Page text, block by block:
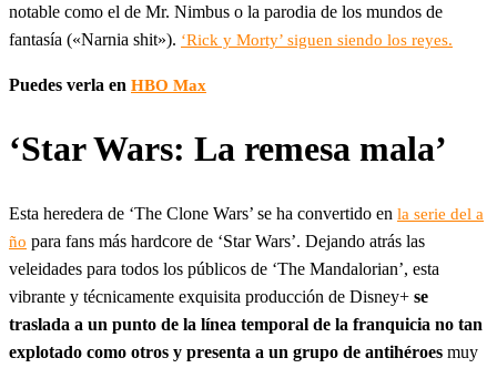
notable como el de Mr. Nimbus o la parodia de los mundos de
fantasía («Narnia shit»). ‘Rick y Morty’ siguen siendo los reyes.
Puedes verla en HBO Max
‘Star Wars: La remesa mala’
Esta heredera de ‘The Clone Wars’ se ha convertido en la serie del a
ño para fans más hardcore de ‘Star Wars’. Dejando atrás las
veleidades para todos los públicos de ‘The Mandalorian’, esta
vibrante y técnicamente exquisita producción de Disney+ se
traslada a un punto de la línea temporal de la franquicia no tan
explotado como otros y presenta a un grupo de antihéroes muy